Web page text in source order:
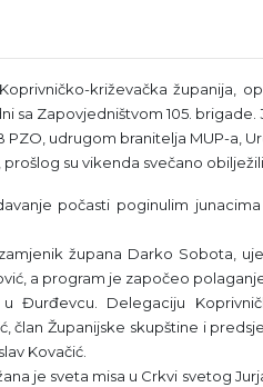
križevačka županija,
sa Zapovjedništvom 105.
PZO, udrugom branitelja MUP-a,
su vikenda svečano
počasti poginulim
župana Darko Sobota,
a program je započeo
Đurđevcu. Delegaciju
član Županijske skupštine i
Kovačić.
je sveta misa u Crkvi svetog